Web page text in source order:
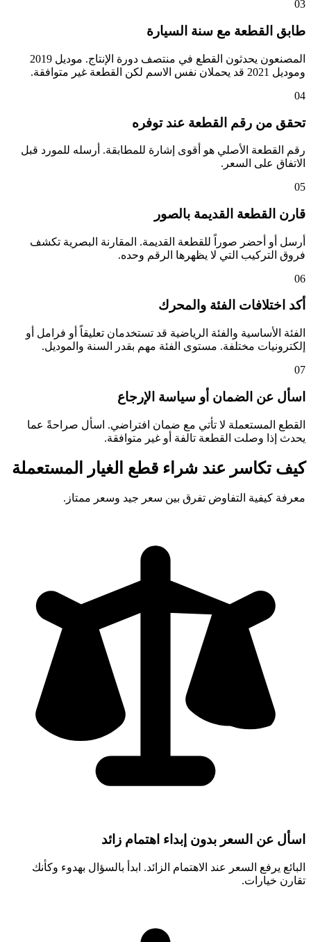
03
طابق القطعة مع سنة السيارة
المصنعون يحدثون القطع في منتصف دورة الإنتاج. موديل 2019
وموديل 2021 قد يحملان نفس الاسم لكن القطعة غير متوافقة.
04
تحقق من رقم القطعة عند توفره
رقم القطعة الأصلي هو أقوى إشارة للمطابقة. أرسله للمورد قبل
الاتفاق على السعر.
05
قارن القطعة القديمة بالصور
أرسل أو أحضر صوراً للقطعة القديمة. المقارنة البصرية تكشف
فروق التركيب التي لا يظهرها الرقم وحده.
06
أكد اختلافات الفئة والمحرك
الفئة الأساسية والفئة الرياضية قد تستخدمان تعليقاً أو فرامل أو
إلكترونيات مختلفة. مستوى الفئة مهم بقدر السنة والموديل.
07
اسأل عن الضمان أو سياسة الإرجاع
القطع المستعملة لا تأتي مع ضمان افتراضي. اسأل صراحةً عما
يحدث إذا وصلت القطعة تالفة أو غير متوافقة.
كيف تكاسر عند شراء قطع الغيار المستعملة
معرفة كيفية التفاوض تفرق بين سعر جيد وسعر ممتاز.
اسأل عن السعر بدون إبداء اهتمام زائد
البائع يرفع السعر عند الاهتمام الزائد. ابدأ بالسؤال بهدوء وكأنك
تقارن خيارات.